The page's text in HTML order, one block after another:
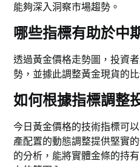
能夠深入洞察市場趨勢。
哪些指標有助於中
透過黃金價格走勢圖，投資
勢，並據此調整黃金現貨的
如何根據指標調整
今日黃金價格的技術指標可
產配置的動態調整提供堅實
的分析，能將實體金條的持